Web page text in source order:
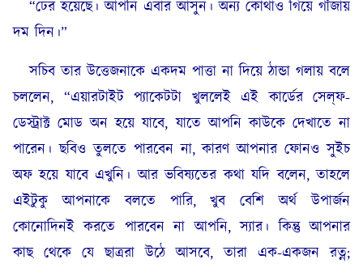
“ঢের হয়েছে। আপনি এবার আসুন। অন্য কোথাও গিয়ে গাঁজায়
দম দিন।”
সচিব তার উত্তেজনাকে একদম পাত্তা না দিয়ে ঠান্ডা গলায় বলে
চললেন, “এয়ারটাইট প্যাকেটটা খুললেই এই কার্ডের সেল্‌ফ-
ডেস্ট্রাক্ট মোড অন হয়ে যাবে, যাতে আপনি কাউকে দেখাতে না
পারেন। ছবিও তুলতে পারবেন না, কারণ আপনার ফোনও সুইচ
অফ হয়ে যাবে এখুনি। আর ভবিষ্যতের কথা যদি বলেন, তাহলে
এইটুকু আপনাকে বলতে পারি, খুব বেশি অর্থ উপার্জন
কোনোদিনই করতে পারবেন না আপনি, স্যার। কিন্তু আপনার
কাছ থেকে যে ছাত্ররা উঠে আসবে, তারা এক-একজন রত্ন;